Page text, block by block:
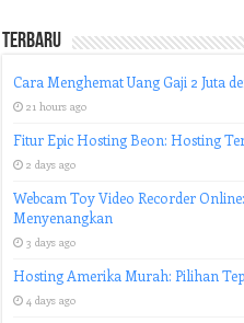
Terbaru
Cara Menghemat Uang Gaji 2 Juta
21 hours ago
Fitur Epic Hosting Beon: Hosting
2 days ago
Webcam Toy Video Recorder
Menyenangkan
3 days ago
Hosting Amerika Murah: Pilihan
4 days ago